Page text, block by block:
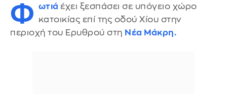
Φ ωτιά έχει ξεσπάσει σε υπόγειο χώρο
κατοικίας επί της οδού Χίου στην
περιοχή του Ερυθρού στη Νέα Μάκρη.